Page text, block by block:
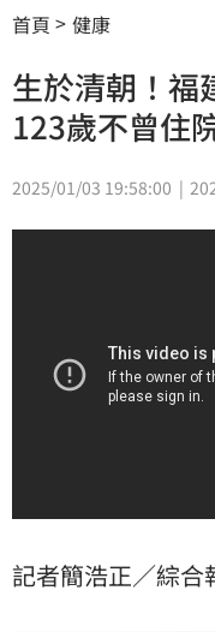
首頁 健康
生於清朝！
123歲不曾住
2025/01/03 19:58:00
記者簡浩正／綜合